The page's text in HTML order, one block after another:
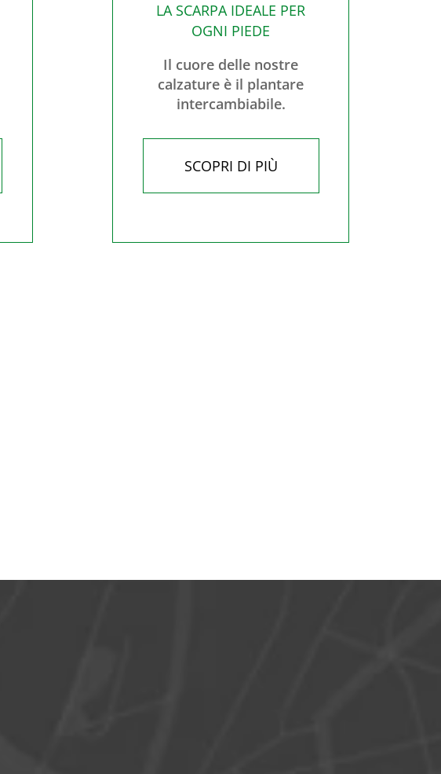
LA SCARPA IDEALE PER
OGNI PIEDE
Il cuore delle nostre
calzature è il plantare
intercambiabile.
SCOPRI DI PIÙ